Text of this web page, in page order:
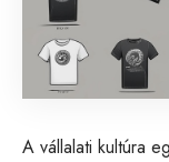
A vállalati kultúra